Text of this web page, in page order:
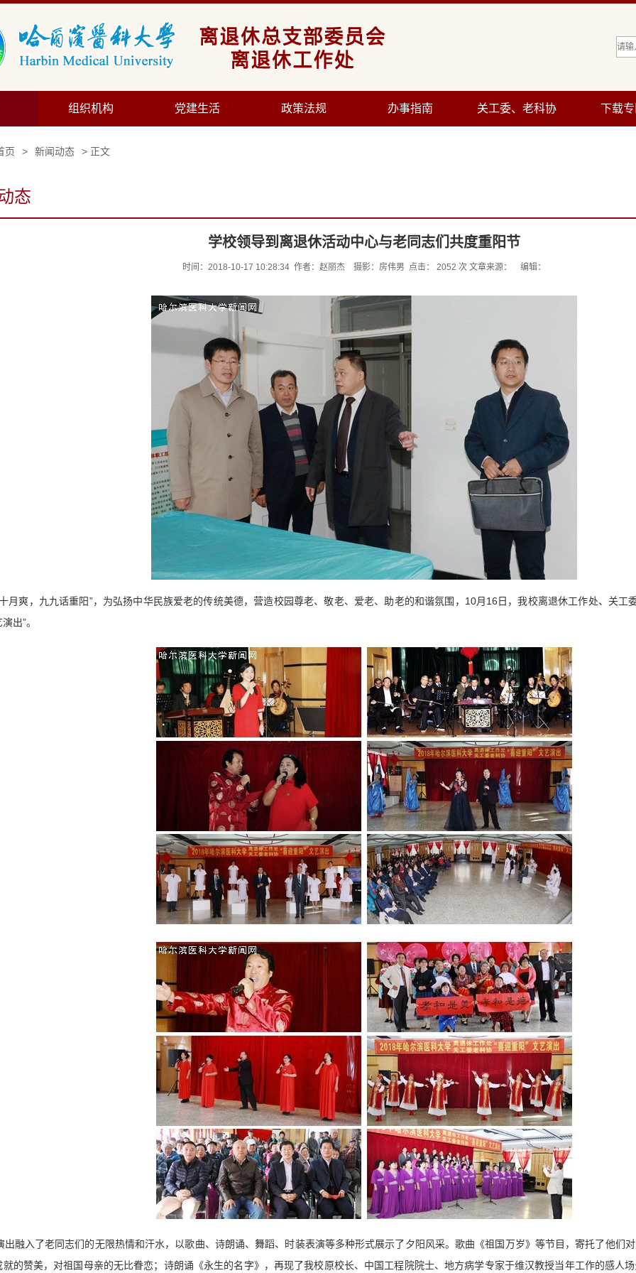
组织机构 党建生活 政策法规 办事指南 关工委、老科协 下载
页 > 新闻动态 > 正文
态
学校领导到离退休活动中心与老同志们共度重阳节
时间：2018-10-17 10:28:34 作者：赵丽杰 摄影：房伟男 点击： 2052 次 文章来源： 编辑：
月爽，九九话重阳”，为弘扬中华民族爱老的传统美德，营造校园尊老、敬老、爱老、助老的和谐氛围，10月16日，我校离退休工作处、关工
出”。
融入了老同志们的无限热情和汗水，以歌曲、诗朗诵、舞蹈、时装表演等多种形式展示了夕阳风采。歌曲《祖国万岁》等节目，寄托了他们
就的赞美，对祖国母亲的无比眷恋；诗朗诵《永生的名字》，再现了我校原校长、中国工程院院士、地方病学专家于维汉教授当年工作的感人